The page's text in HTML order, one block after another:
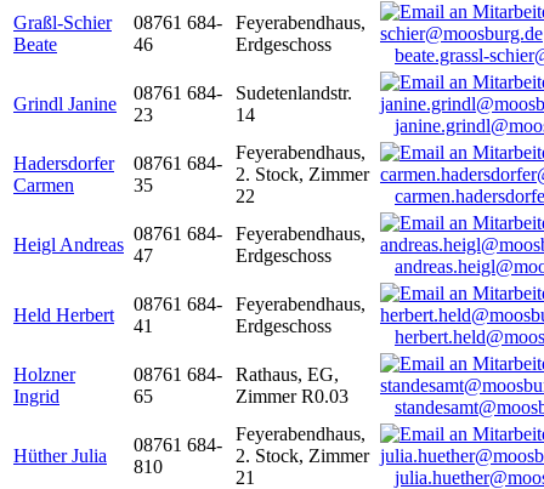
Graßl-Schier
Beate
08761 684-
46
Feyerabendhaus,
Erdgeschoss
beate.grassl-
Grindl Janine
08761 684-
23
Sudetenlandstr.
14
Hadersdorfer
Carmen
08761 684-
35
Feyerabendhaus,
2. Stock, Zimmer
22
Heigl Andreas
08761 684-
47
Feyerabendhaus,
Erdgeschoss
Held Herbert
08761 684-
41
Feyerabendhaus,
Erdgeschoss
Holzner
Ingrid
08761 684-
65
Rathaus, EG,
Zimmer R0.03
Hüther Julia
08761 684-
810
Feyerabendhaus,
2. Stock, Zimmer
21